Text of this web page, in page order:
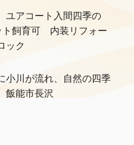
アコート入間四季の
飼育可 内装リフォー
ック
川が流れ、自然の四季
飯能市長沢